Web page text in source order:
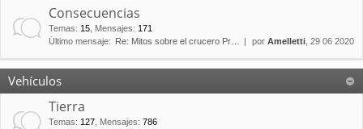
Consecuencias
Temas: 15 Mensajes: 171
Último mensaje:
Re: Mitos sobre el crucero Pr… por Amelletti , 29 06 2020
Vehículos
Tierra
Temas: 127 Mensajes: 786